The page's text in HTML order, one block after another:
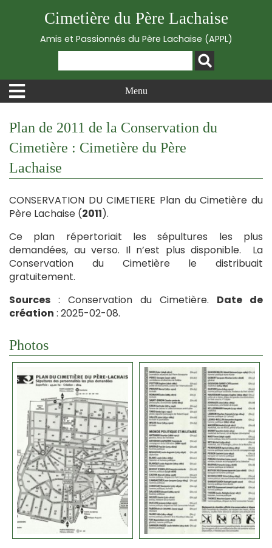
Cimetière du Père Lachaise
Amis et Passionnés du Père Lachaise (APPL)
Menu
Plan de 2011 de la Conservation du
Cimetière : Cimetière du Père
Lachaise
CONSERVATION DU CIMETIERE Plan du Cimetière du
Père Lachaise (2011).
Ce plan répertoriait les sépultures les plus
demandées, au verso. Il n’est plus disponible. La
Conservation du Cimetière le distribuait
gratuitement.
Sources : Conservation du Cimetière. Date de
création : 2025-02-08.
Photos